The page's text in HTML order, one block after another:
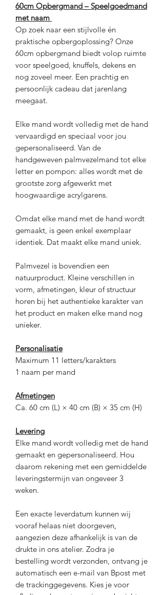
60cm Opbergmand – Speelgoedmand
met naam
Op zoek naar een stijlvolle én
praktische opbergoplossing? Onze
60cm opbergmand biedt volop ruimte
voor speelgoed, knuffels, dekens en
nog zoveel meer. Een prachtig en
persoonlijk cadeau dat jarenlang
meegaat.
Elke mand wordt volledig met de hand
vervaardigd en speciaal voor jou
gepersonaliseerd. Van de
handgeweven palmvezelmand tot elke
letter en pompon: alles wordt met de
grootste zorg afgewerkt met
hoogwaardige acrylgarens.
Omdat elke mand met de hand wordt
gemaakt, is geen enkel exemplaar
identiek. Dat maakt elke mand uniek.
Palmvezel is bovendien een
natuurproduct. Kleine verschillen in
vorm, afmetingen, kleur of structuur
horen bij het authentieke karakter van
het product en maken elke mand nog
unieker.
Personalisatie
Maximum 11 letters/karakters
1 naam per mand
Afmetingen
Ca. 60 cm (L) × 40 cm (B) × 35 cm (H)
Levering
Elke mand wordt volledig met de hand
gemaakt en gepersonaliseerd. Hou
daarom rekening met een gemiddelde
leveringstermijn van ongeveer 3
weken.
Een exacte leverdatum kunnen wij
vooraf helaas niet doorgeven,
aangezien deze afhankelijk is van de
drukte in ons atelier. Zodra je
bestelling wordt verzonden, ontvang je
automatisch een e-mail van Bpost met
de trackinggegevens. Kies je voor